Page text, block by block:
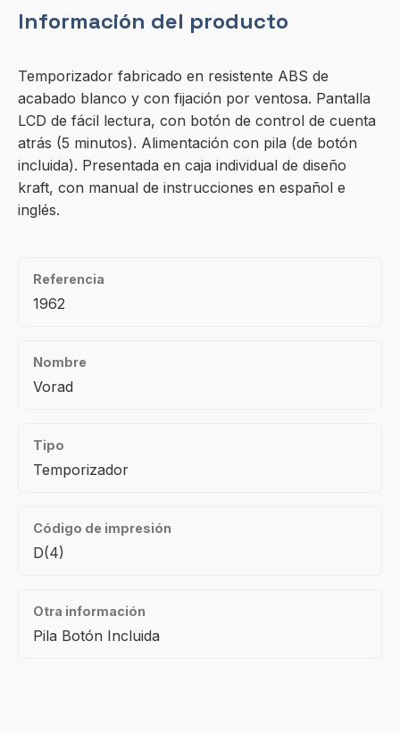
Información del producto
Temporizador fabricado en resistente ABS de
acabado blanco y con fijación por ventosa. Pantalla
LCD de fácil lectura, con botón de control de cuenta
atrás (5 minutos). Alimentación con pila (de botón
incluida). Presentada en caja individual de diseño
kraft, con manual de instrucciones en español e
inglés.
Referencia
1962
Nombre
Vorad
Tipo
Temporizador
Código de impresión
D(4)
Otra información
Pila Botón Incluida